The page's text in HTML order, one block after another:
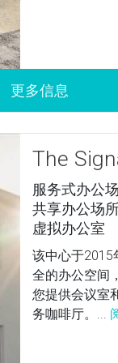
The
服务式办公
共享办公场
虚拟办公室
该中心于2015
全的办公空间
您提供会议室
务咖啡厅。...